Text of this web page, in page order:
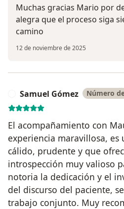
Muchas gracias Mario por
alegra que el proceso siga
camino
12 de noviembre de 2025
Samuel Gómez Número
El acompañamiento con
experiencia maravillosa, es
cálido, prudente y que
introspección muy valioso
notoria la dedicación y el
del discurso del paciente,
trabajo conjunto. Muy